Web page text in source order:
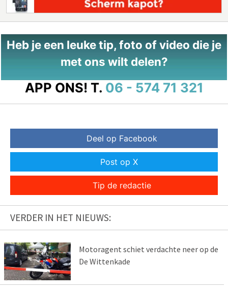
Heb je een leuke tip, foto of video die je
met ons wilt delen?
APP ONS! T. 06 - 574 71 321
Deel op Facebook
Post op X
Tip de redactie
VERDER IN HET NIEUWS:
Motoragent schiet verdachte neer op de
De Wittenkade